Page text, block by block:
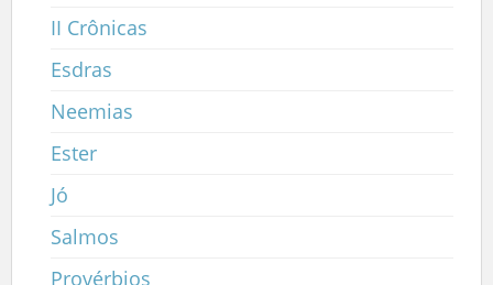
II Crônicas
Esdras
Neemias
Ester
Jó
Salmos
Provérbios